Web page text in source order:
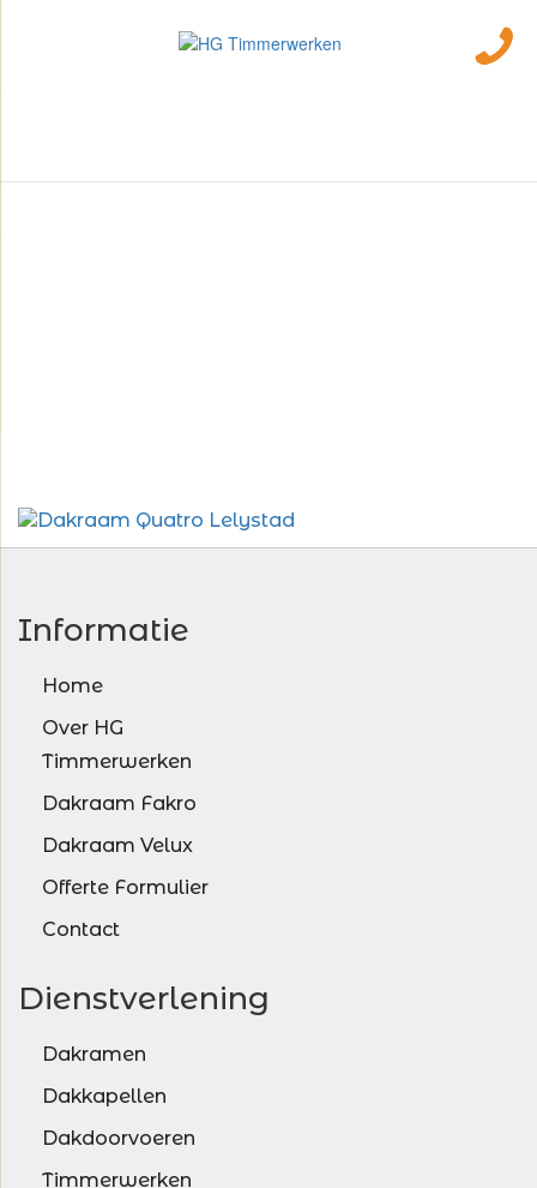
Informatie
Home
Over HG
Timmerwerken
Dakraam Fakro
Dakraam Velux
Offerte Formulier
Contact
Dienstverlening
Dakramen
Dakkapellen
Dakdoorvoeren
Timmerwerken